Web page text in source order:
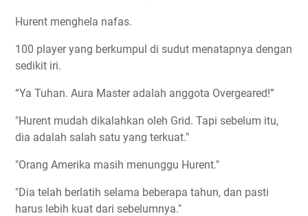
Hurent menghela nafas.
100 player yang berkumpul di sudut menatapnya dengan
sedikit iri.
“Ya Tuhan. Aura Master adalah anggota Overgeared!”
"Hurent mudah dikalahkan oleh Grid. Tapi sebelum itu,
dia adalah salah satu yang terkuat."
"Orang Amerika masih menunggu Hurent."
"Dia telah berlatih selama beberapa tahun, dan pasti
harus lebih kuat dari sebelumnya."